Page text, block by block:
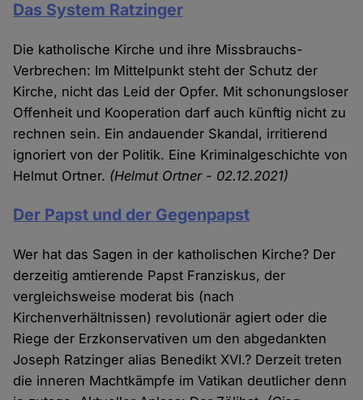
Das System Ratzinger
Die katholische Kirche und ihre Missbrauchs-
Verbrechen: Im Mittelpunkt steht der Schutz der
Kirche, nicht das Leid der Opfer. Mit schonungsloser
Offenheit und Kooperation darf auch künftig nicht zu
rechnen sein. Ein andauender Skandal, irritierend
ignoriert von der Politik. Eine Kriminalgeschichte von
Helmut Ortner. (Helmut Ortner - 02.12.2021)
Der Papst und der Gegenpapst
Wer hat das Sagen in der katholischen Kirche? Der
derzeitig amtierende Papst Franziskus, der
vergleichsweise moderat bis (nach
Kirchenverhältnissen) revolutionär agiert oder die
Riege der Erzkonservativen um den abgedankten
Joseph Ratzinger alias Benedikt XVI.? Derzeit treten
die inneren Machtkämpfe im Vatikan deutlicher denn